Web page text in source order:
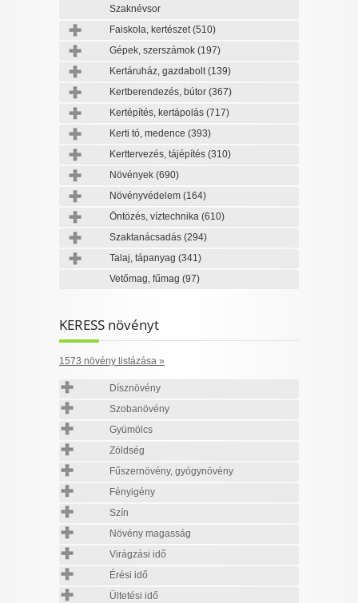
Szaknévsor
Faiskola, kertészet(510)
Gépek, szerszámok (197)
Kertáruház, gazdabolt(139)
Kertberendezés, bútor (367)
Kertépítés, kertápolás (717)
Kerti tó, medence (393)
Kerttervezés, tájépítés (310)
Növények (690)
Növényvédelem (164)
Öntözés, víztechnika (610)
Szaktanácsadás (294)
Talaj, tápanyag (341)
Vetőmag, fűmag (97)
KERESS növényt
1573 növény listázása »
Dísznövény
Szobanövény
Gyümölcs
Zöldség
Fűszernövény, gyógynövény
Fényigény
Szín
Növény magasság
Virágzási idő
Érési idő
Ültetési idő